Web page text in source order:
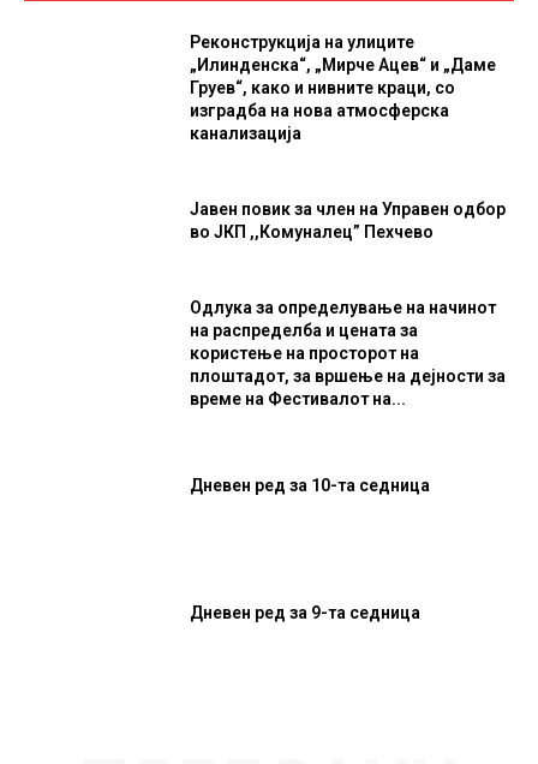
Реконструкција на улиците
„Илинденска“, „Мирче Ацев“ и „Даме
Груев“, како и нивните краци, со
изградба на нова атмосферска
канализација
Јавен повик за член на Управен одбор
во ЈКП ,,Комуналец” Пехчево
Одлука за определување на начинот
на распределба и цената за
користење на просторот на
плоштадот, за вршење на дејности за
време на Фестивалот на...
Дневен ред за 10-та седница
Дневен ред за 9-та седница